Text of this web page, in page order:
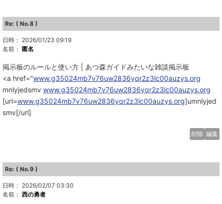
Re: ( No.8 )
日時： 2026/01/23 09:19
名前： 匿名
掲示板のルールと使い方 | あつ森ガイドみたいな雑談掲示板
<a href="www.g35024mb7v76uw2836yqr2z3lc00auzys.org
mnlyjedsmv www.g35024mb7v76uw2836yqr2z3lc00auzys.org
[url=www.g35024mb7v76uw2836yqr2z3lc00auzys.org]umnlyjed
smv[/url]
編集
削除
Re: ( No.9 )
日時： 2026/02/07 03:30
名前： 西の勇者